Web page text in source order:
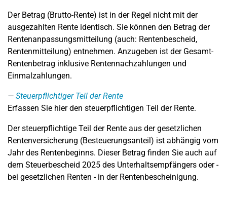
Der Betrag (Brutto-Rente) ist in der Regel nicht mit der
ausgezahlten Rente identisch. Sie können den Betrag der
Rentenanpassungsmitteilung (auch: Rentenbescheid,
Rentenmitteilung) entnehmen. Anzugeben ist der Gesamt-
Rentenbetrag inklusive Rentennachzahlungen und
Einmalzahlungen.
Steuerpflichtiger Teil der Rente
Erfassen Sie hier den steuerpflichtigen Teil der Rente.
Der steuerpflichtige Teil der Rente aus der gesetzlichen
Rentenversicherung (Besteuerungsanteil) ist abhängig vom
Jahr des Rentenbeginns. Dieser Betrag finden Sie auch auf
dem Steuerbescheid 2025 des Unterhaltsempfängers oder -
bei gesetzlichen Renten - in der Rentenbescheinigung.